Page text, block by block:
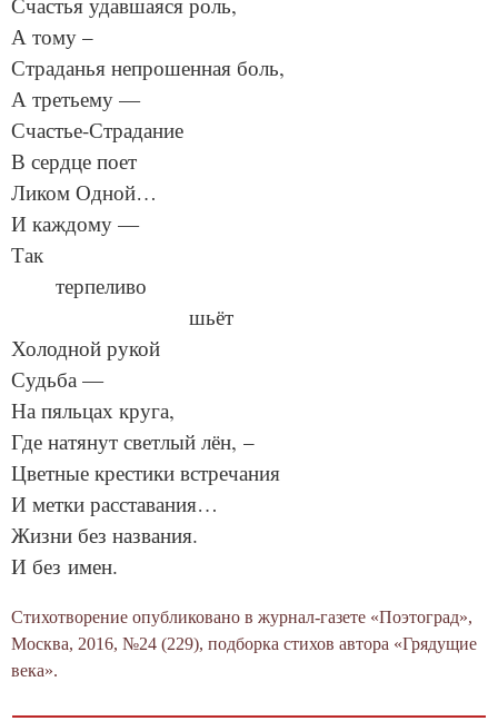
А тому –
Страданья непрошенная боль,
А третьему —
Счастье-Страдание
В сердце поет
Ликом Одной…
И каждому —
Так
терпеливо
шьёт
Холодной рукой
Судьба —
На пяльцах круга,
Где натянут светлый лён, –
Цветные крестики встречания
И метки расставания…
Жизни без названия.
И без имен.
Стихотворение опубликовано в журнал-газете «Поэтоград»,
Москва, 2016, №24 (229), подборка стихов автора «Грядущие
века».